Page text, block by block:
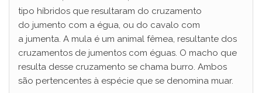
V
i
tipo híbridos que resultaram do cruzamento
do jumento com a égua, ou do cavalo com
a jumenta. A mula é um animal fêmea, resultante dos
cruzamentos de jumentos com éguas. O macho que
resulta desse cruzamento se chama burro. Ambos
são pertencentes à espécie que se denomina muar.